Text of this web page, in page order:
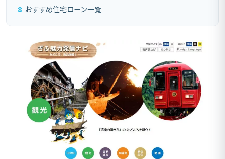
8 おすすめ住宅ローン一覧